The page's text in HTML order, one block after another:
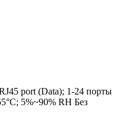
port (Data); 1-24 порты
5%~90% RH Без